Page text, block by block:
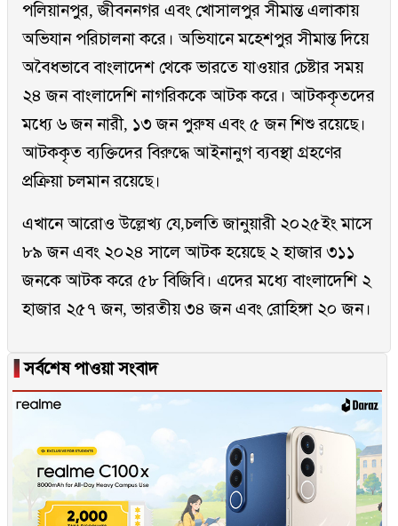
পলিয়ানপুর, জীবননগর এবং খোসালপুর সীমান্ত এলাকায়
অভিযান পরিচালনা করে। অভিযানে মহেশপুর সীমান্ত দিয়ে
অবৈধভাবে বাংলাদেশ থেকে ভারতে যাওয়ার চেষ্টার সময়
২৪ জন বাংলাদেশি নাগরিককে আটক করে। আটককৃতদের
মধ্যে ৬ জন নারী, ১৩ জন পুরুষ এবং ৫ জন শিশু রয়েছে।
আটককৃত ব্যক্তিদের বিরুদ্ধে আইনানুগ ব্যবস্থা গ্রহণের
প্রক্রিয়া চলমান রয়েছে।
এখানে আরোও উল্লেখ্য যে,চলতি জানুয়ারী ২০২৫ইং মাসে
৮৯ জন এবং ২০২৪ সালে আটক হয়েছে ২ হাজার ৩১১
জনকে আটক করে ৫৮ বিজিবি। এদের মধ্যে বাংলাদেশি ২
হাজার ২৫৭ জন, ভারতীয় ৩৪ জন এবং রোহিঙ্গা ২০ জন।
▐সর্বশেষ পাওয়া সংবাদ